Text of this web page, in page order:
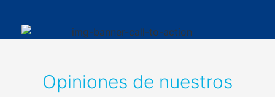
Opiniones de nuestros